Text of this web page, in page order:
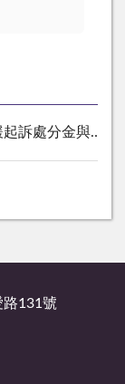
核定補助對象名冊.pdf
路131號